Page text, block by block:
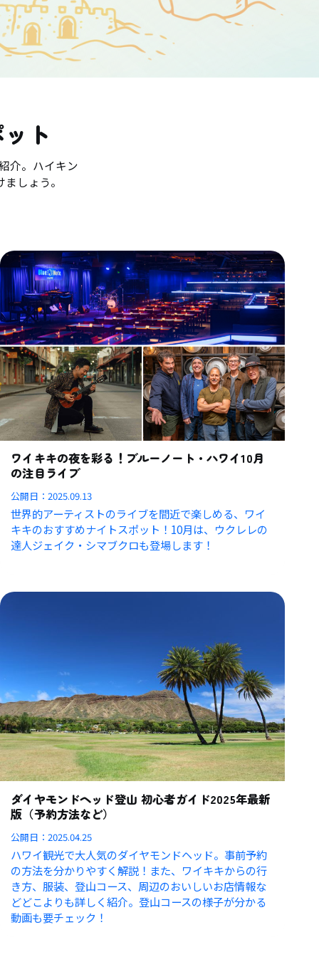
ト
介。ハイキン
しょう。
ワイキキの夜を彩る！ブルーノート・ハワイ10月
の注目ライブ
公開日：2025.09.13
世界的アーティストのライブを間近で楽しめる、ワイ
キキのおすすめナイトスポット！10月は、ウクレレの
達人ジェイク・シマブクロも登場します！
ダイヤモンドヘッド登山 初心者ガイド2025年最新
版（予約方法など）
公開日：2025.04.25
ハワイ観光で大人気のダイヤモンドヘッド。事前予約
の方法を分かりやすく解説！また、ワイキキからの行
き方、服装、登山コース、周辺のおいしいお店情報な
どどこよりも詳しく紹介。登山コースの様子が分かる
動画も要チェック！